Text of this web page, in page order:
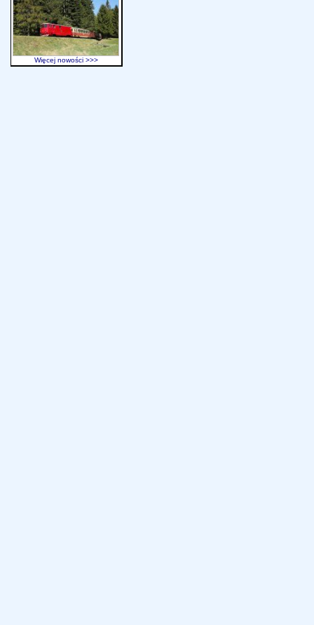
Więcej nowości >>>